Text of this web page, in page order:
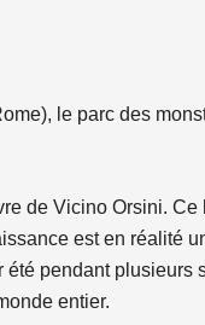
le parc des
de Vicino Orsini.
est en réalité
pendant
entier.